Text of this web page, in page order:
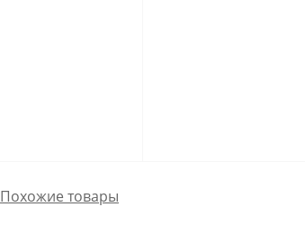
Похожие товары